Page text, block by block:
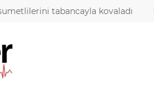
tabancayla kovaladı
VND
0,0018
GAU/TRY
6.660,55